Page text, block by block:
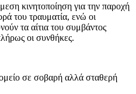
κινητοποίηση για την παροχή
του τραυματία, ενώ οι
τα αίτια του συμβάντος
οι συνθήκες.
σε σοβαρή αλλά σταθερή